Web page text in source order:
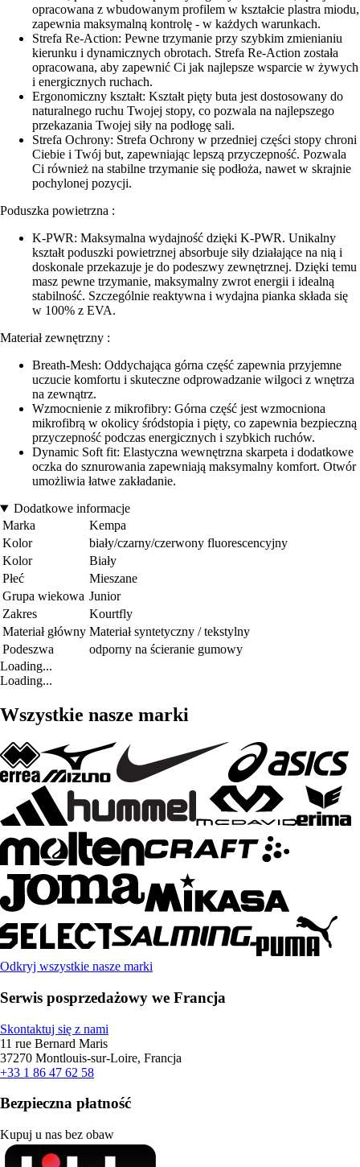
opracowana z wbudowanym profilem w kształcie plastra miodu,
zapewnia maksymalną kontrolę - w każdych warunkach.
Strefa Re-Action: Pewne trzymanie przy szybkim zmienianiu
kierunku i dynamicznych obrotach. Strefa Re-Action została
opracowana, aby zapewnić Ci jak najlepsze wsparcie w żywych
i energicznych ruchach.
Ergonomiczny kształt: Kształt pięty buta jest dostosowany do
naturalnego ruchu Twojej stopy, co pozwala na najlepszego
przekazania Twojej siły na podłogę sali.
Strefa Ochrony: Strefa Ochrony w przedniej części stopy chroni
Ciebie i Twój but, zapewniając lepszą przyczepność. Pozwala
Ci również na stabilne trzymanie się podłoża, nawet w skrajnie
pochylonej pozycji.
Poduszka powietrzna :
K-PWR: Maksymalna wydajność dzięki K-PWR. Unikalny
kształt poduszki powietrznej absorbuje siły działające na nią i
doskonale przekazuje je do podeszwy zewnętrznej. Dzięki temu
masz pewne trzymanie, maksymalny zwrot energii i idealną
stabilność. Szczególnie reaktywna i wydajna pianka składa się
w 100% z EVA.
Materiał zewnętrzny :
Breath-Mesh: Oddychająca górna część zapewnia przyjemne
uczucie komfortu i skuteczne odprowadzanie wilgoci z wnętrza
na zewnątrz.
Wzmocnienie z mikrofibry: Górna część jest wzmocniona
mikrofibrą w okolicy śródstopia i pięty, co zapewnia bezpieczną
przyczepność podczas energicznych i szybkich ruchów.
Dynamic Soft fit: Elastyczna wewnętrzna skarpeta i dodatkowe
oczka do sznurowania zapewniają maksymalny komfort. Otwór
umożliwia łatwe zakładanie.
Dodatkowe informacje
Marka
Kempa
Kolor
biały/czarny/czerwony fluorescencyjny
Kolor
Biały
Płeć
Mieszane
Grupa wiekowa Junior
Zakres
Kourtfly
Materiał główny Materiał syntetyczny / tekstylny
Podeszwa
odporny na ścieranie gumowy
Loading...
Loading...
Wszystkie nasze marki
Odkryj wszystkie nasze marki
Serwis posprzedażowy we Francja
Skontaktuj się z nami
11 rue Bernard Maris
37270 Montlouis-sur-Loire, Francja
+33 1 86 47 62 58
Bezpieczna płatność
Kupuj u nas bez obaw